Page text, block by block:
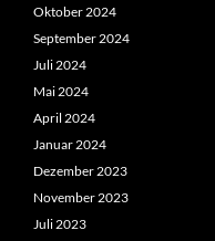
Oktober 2024
September 2024
Juli 2024
Mai 2024
April 2024
Januar 2024
Dezember 2023
November 2023
Juli 2023